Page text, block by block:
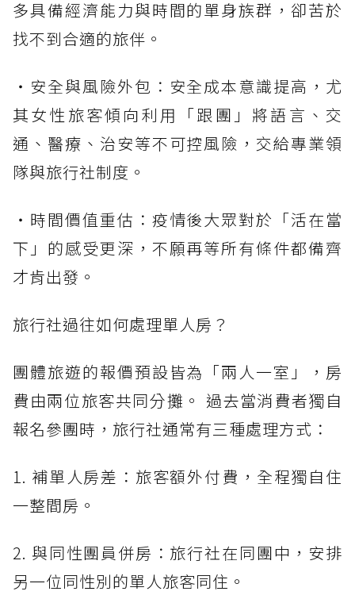
多具備經濟能力與時間的單身族群，卻苦於
找不到合適的旅伴。
・安全與風險外包：安全成本意識提高，尤
其女性旅客傾向利用「跟團」將語言、交
通、醫療、治安等不可控風險，交給專業領
隊與旅行社制度。
・時間價值重估：疫情後大眾對於「活在當
下」的感受更深，不願再等所有條件都備齊
才肯出發。
旅行社過往如何處理單人房？
團體旅遊的報價預設皆為「兩人一室」，房
費由兩位旅客共同分攤。 過去當消費者獨自
報名參團時，旅行社通常有三種處理方式：
1. 補單人房差：旅客額外付費，全程獨自住
一整間房。
2. 與同性團員併房：旅行社在同團中，安排
另一位同性別的單人旅客同住。